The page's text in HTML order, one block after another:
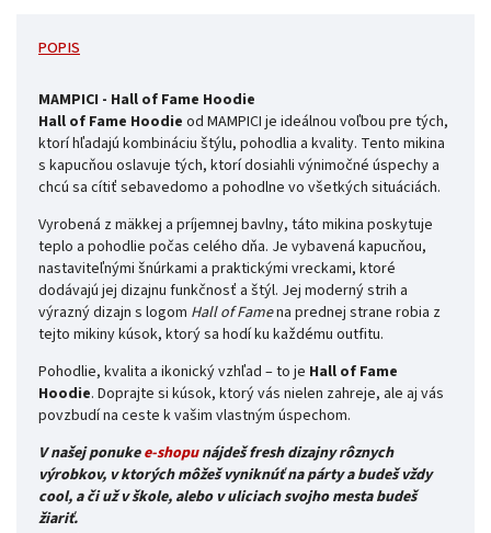
POPIS
MAMPICI - Hall of Fame Hoodie
Hall of Fame Hoodie od MAMPICI je ideálnou voľbou pre tých,
ktorí hľadajú kombináciu štýlu, pohodlia a kvality. Tento mikina
s kapucňou oslavuje tých, ktorí dosiahli výnimočné úspechy a
chcú sa cítiť sebavedomo a pohodlne vo všetkých situáciách.
Vyrobená z mäkkej a príjemnej bavlny, táto mikina poskytuje
teplo a pohodlie počas celého dňa. Je vybavená kapucňou,
nastaviteľnými šnúrkami a praktickými vreckami, ktoré
dodávajú jej dizajnu funkčnosť a štýl. Jej moderný strih a
výrazný dizajn s logom Hall of Famena prednej strane robia z
tejto mikiny kúsok, ktorý sa hodí ku každému outfitu.
Pohodlie, kvalita a ikonický vzhľad – to je Hall of Fame
Hoodie. Doprajte si kúsok, ktorý vás nielen zahreje, ale aj vás
povzbudí na ceste k vašim vlastným úspechom.
V našej ponukee-shopunájdeš fresh dizajny rôznych
výrobkov, v ktorých môžeš vyniknúť na párty a budeš vždy
cool, a či už v škole, alebo v uliciach svojho mesta budeš
žiariť.